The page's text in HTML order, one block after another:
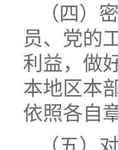
（四）
员、党的
利益，做
本地区本
依照各自